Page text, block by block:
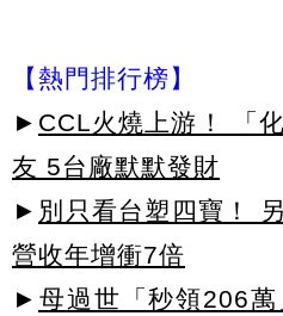
【熱門排行榜】
► CCL火燒上游！ 「
友 5台廠默默發財
► 別只看台塑四寶！
營收年增衝7倍
► 母過世「秒領206